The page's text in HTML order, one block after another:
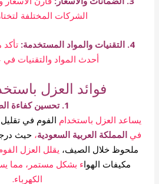
الشركات المختلفة
4. التقنيات والمواد المستخدمة:
أحدث المواد والتقنيات في
فوائد العزل
1. تحسين كفاءة الطاقة
يساعد العزل باستخدام الفوم في
فيالمملكة العربية السعودية،حيث
ملحوظ خلال الصيف، يقلل العزل
مكيفات الهواء بشكل مستمر، مما
الكهرباء.